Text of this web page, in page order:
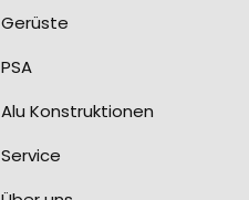
Gerüste
PSA
Alu Konstruktionen
Service